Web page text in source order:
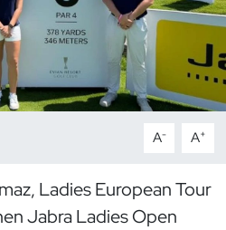
A- A+
Ladies European Tour
Jabra Ladies Open